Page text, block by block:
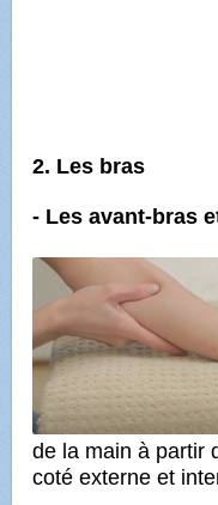
2. Les bras
- Les avant-bras
de la main à partir
coté externe et